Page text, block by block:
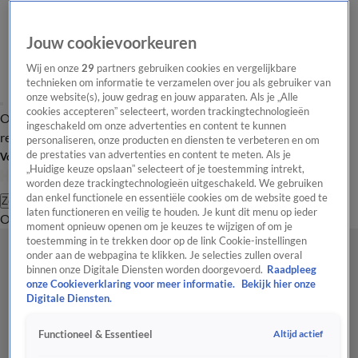
Overzicht Laatste nieuws Regionieuws Het beste van Hart
Tip de
redactie
Volg Hart van Nederland
Zoeken
OverzichtRegioUitzendingenWeerTip de redactiePanelVideo's
Jouw cookievoorkeuren
Wij en onze29 partners gebruiken cookies en vergelijkbare
technieken om informatie te verzamelen over jou als gebruiker van
onze website(s), jouw gedrag en jouw apparaten. Als je „Alle
cookies accepteren” selecteert, worden trackingtechnologieën
ingeschakeld om onze advertenties en content te kunnen
personaliseren, onze producten en diensten te verbeteren en om
de prestaties van advertenties en content te meten. Als je
„Huidige keuze opslaan” selecteert of je toestemming intrekt,
worden deze trackingtechnologieën uitgeschakeld. We gebruiken
dan enkel functionele en essentiële cookies om de website goed te
laten functioneren en veilig te houden. Je kunt dit menu op ieder
moment opnieuw openen om je keuzes te wijzigen of om je
toestemming in te trekken door op de link Cookie-instellingen
onder aan de webpagina te klikken. Je selecties zullen overal
binnen onze Digitale Diensten worden doorgevoerd. Raadpleeg
onze Cookieverklaring voor meer informatie.
Bekijk hier onze
Digitale Diensten.
Functioneel & Essentieel Altijd actief